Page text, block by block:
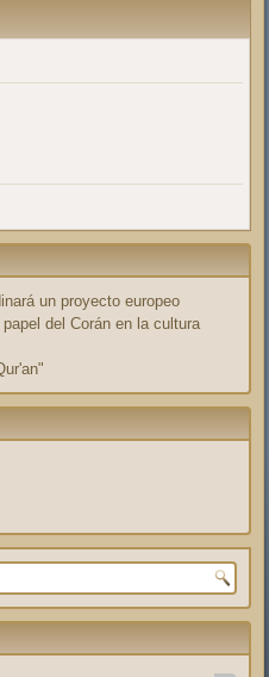
un proyecto europeo
del Corán en la cultura